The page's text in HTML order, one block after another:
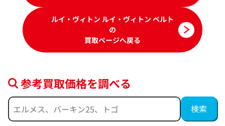
ルイ・ヴィトン ダミエ ベルト レザー
ルイ・ヴィトン ダ
ルイ・ヴィトン ルイ・ヴィトン ベルト
の
買取ページへ戻る
参考買取価格を調べる